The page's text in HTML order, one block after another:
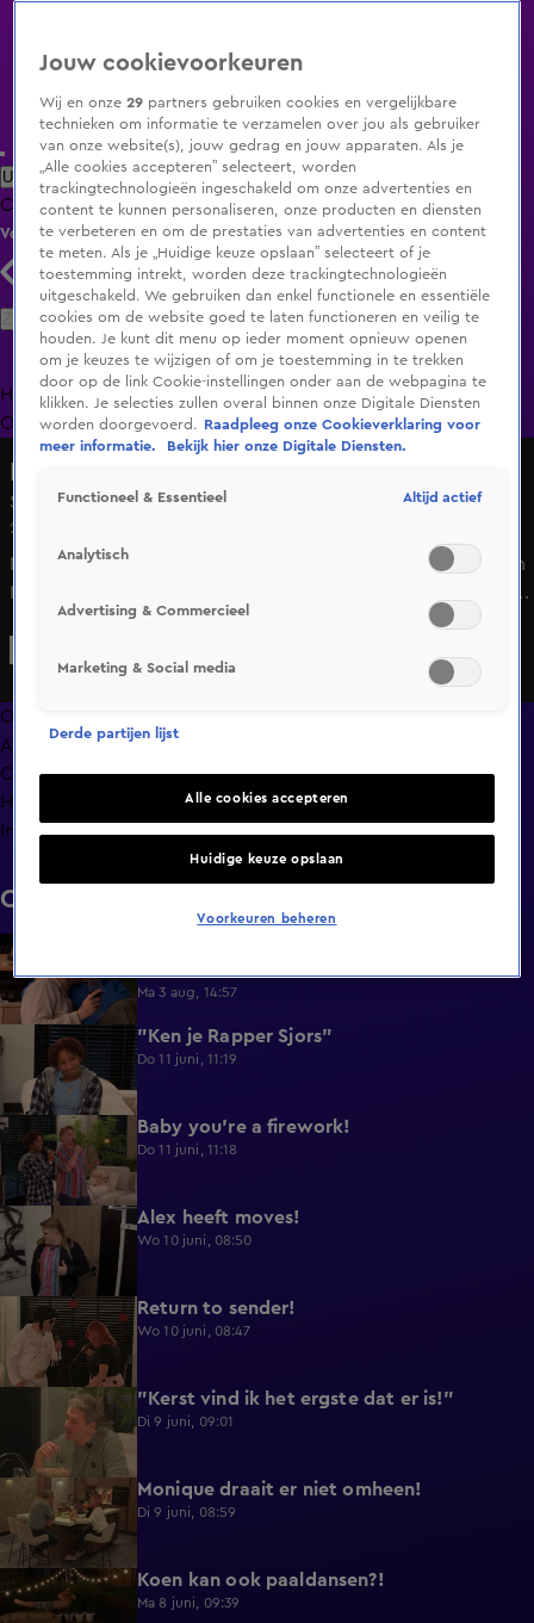
Uitzending Gemist Populaire programma's Zenders Genres
ClipsFilmsRadioSmart TV inlogShop
Volg KIJK
Zoeken
HomeUitzending Gemist Programma's De Bondgenoten
OranjezomerLivestreamsShop
Slaat de vonk over tussen Saïda en Michel?
27 feb 2025, 18:52
Met een bosje bloemen en meegenomen snacks beginnen
Michel en Saïd aan hun date. Al snel blijkt dat er een klik is
tussen de twee. Ze gaan zo in elkaar op dat ze de hele
missende romantiek willen de twee wel dolgraag
verlengen. Komt die romantiek vanzelf?
Overzicht
Afleveringen
Clips
Hoe is het nu met?
Info
Clips
6:32
Ma 3 aug, 14:57
0:49 "Ken je Rapper Sjors"
Do 11 juni, 11:19
0:39 Baby you're a firework!
Do 11 juni, 11:18
0:43 Alex heeft moves!
Wo 10 juni, 08:50
0:36 Return to sender!
Wo 10 juni, 08:47
"Kerst vind ik het ergste dat er is!"
Di 9 juni, 09:01
0:29 Monique draait er niet omheen!
Di 9 juni, 08:59
0:38 Koen kan ook paaldansen?!
Ma 8 juni, 09:39
Jouw cookievoorkeuren
Wij en onze29 partners gebruiken cookies en vergelijkbare
technieken om informatie te verzamelen over jou als gebruiker
van onze website(s), jouw gedrag en jouw apparaten. Als je
„Alle cookies accepteren” selecteert, worden
trackingtechnologieën ingeschakeld om onze advertenties en
content te kunnen personaliseren, onze producten en diensten
te verbeteren en om de prestaties van advertenties en content
te meten. Als je „Huidige keuze opslaan” selecteert of je
toestemming intrekt, worden deze trackingtechnologieën
uitgeschakeld. We gebruiken dan enkel functionele en essentiële
cookies om de website goed te laten functioneren en veilig te
houden. Je kunt dit menu op ieder moment opnieuw openen
om je keuzes te wijzigen of om je toestemming in te trekken
door op de link Cookie-instellingen onder aan de webpagina te
klikken. Je selecties zullen overal binnen onze Digitale Diensten
worden doorgevoerd.
Raadpleeg onze Cookieverklaring voor
meer informatie.
Bekijk hier onze Digitale Diensten.
Functioneel & Essentieel Altijd actief
Analytisch
Advertising & Commercieel
Marketing & Social media
Derde partijen lijst
Alle cookies accepteren
Huidige keuze opslaan
Voorkeuren beheren